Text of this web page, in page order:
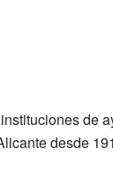
de
desde